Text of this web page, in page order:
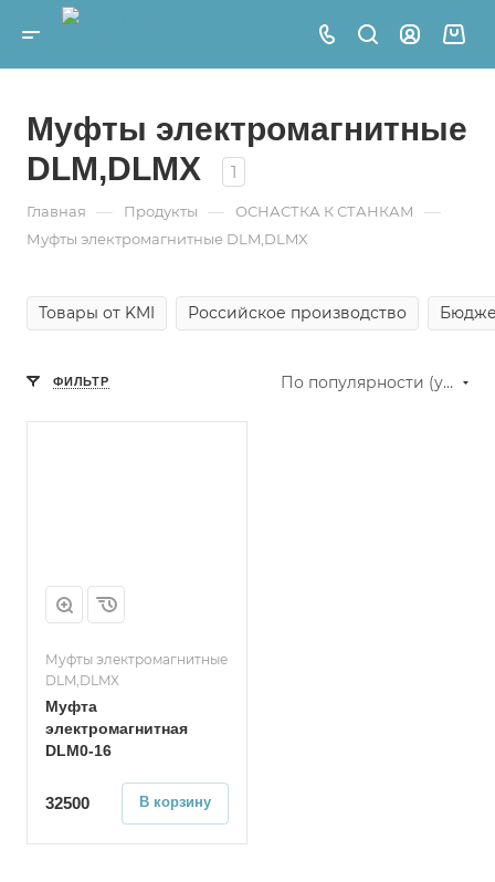
Муфты электромагнитные
DLM,DLMX
1
Главная — Продукты — ОСНАСТКА К СТАНКАМ —
Муфты электромагнитные DLM,DLMX
Товары от KMI Российское производство
ФИЛЬТР По популярности (убывание)
Муфты электромагнитные
DLM,DLMX
Муфта
электромагнитная
DLM0-16
32500 В корзину